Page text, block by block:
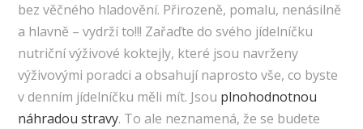
bez věčného hladovění. Přirozeně, pomalu, nenásilně
a hlavně – vydrží to!!! Zařaďte do svého jídelníčku
nutriční výživové koktejly, které jsou navrženy
výživovými poradci a obsahují naprosto vše, co byste
v denním jídelníčku měli mít. Jsou plnohodnotnou
náhradou stravy. To ale neznamená, že se budete